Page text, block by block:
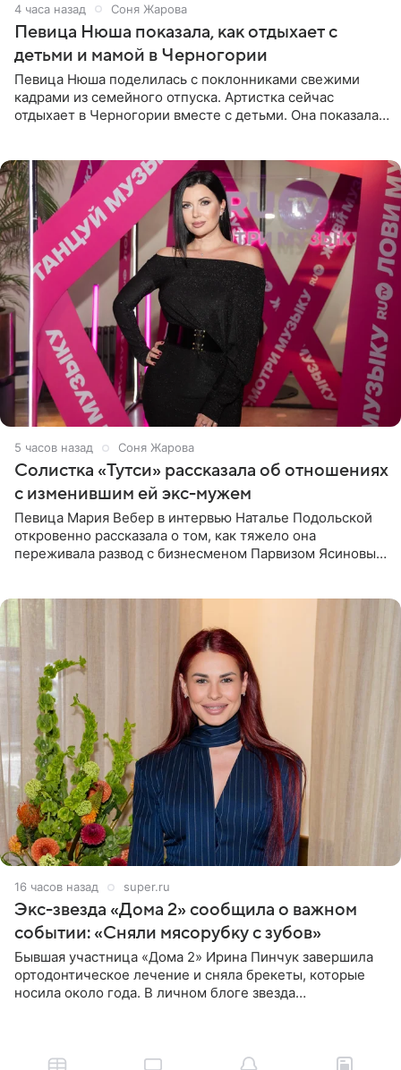
4 часа назад Соня Жарова
Певица Нюша показала, как отдыхает с
детьми и мамой в Черногории
Певица Нюша поделилась с поклонниками свежими
кадрами из семейного отпуска. Артистка сейчас
отдыхает в Черногории вместе с детьми. Она показала,
5 часов назад Соня Жарова
Солистка «Тутси» рассказала об отношениях
с изменившим ей экс-мужем
Певица Мария Вебер в интервью Наталье Подольской
откровенно рассказала о том, как тяжело она
переживала развод с бизнесменом Парвизом Ясиновым.
16 часов назад super.ru
Экс-звезда «Дома 2» сообщила о важном
событии: «Сняли мясорубку с зубов»
Бывшая участница «Дома 2» Ирина Пинчук завершила
ортодонтическое лечение и сняла брекеты, которые
носила около года. В личном блоге звезда